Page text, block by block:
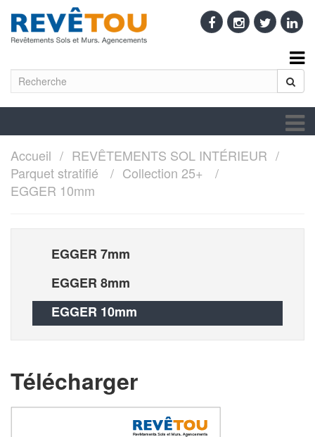
Accueil
REVÊTEMENTS SOL INTÉRIEUR
Parquet stratifié
Collection 25+
EGGER 10mm
EGGER 7mm
EGGER 8mm
EGGER 10mm
Télécharger